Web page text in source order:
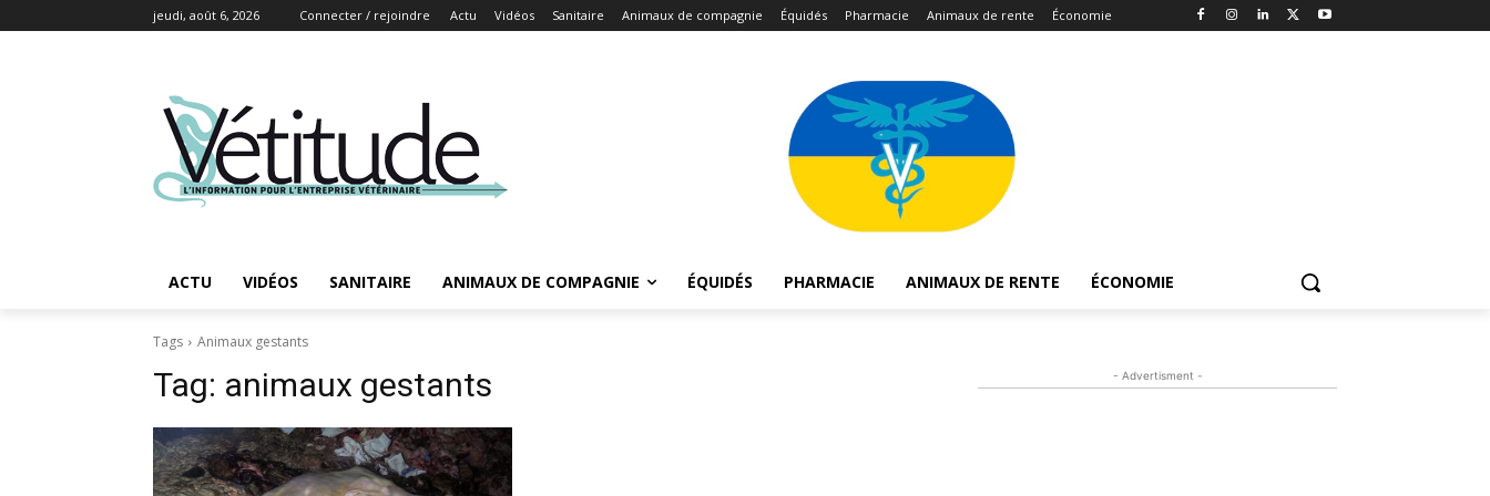
jeudi, août 6, 2026 Connecter / rejoindre Actu Vidéos Sanitaire Animaux de compagnie Équidés Pharmacie Animaux de rente Économie
ACTU VIDÉOS SANITAIRE ANIMAUX DE COMPAGNIE ÉQUIDÉS PHARMACIE ANIMAUX DE RENTE ÉCONOMIE
Tags Animaux gestants
Tag: animaux gestants - Advertisment -